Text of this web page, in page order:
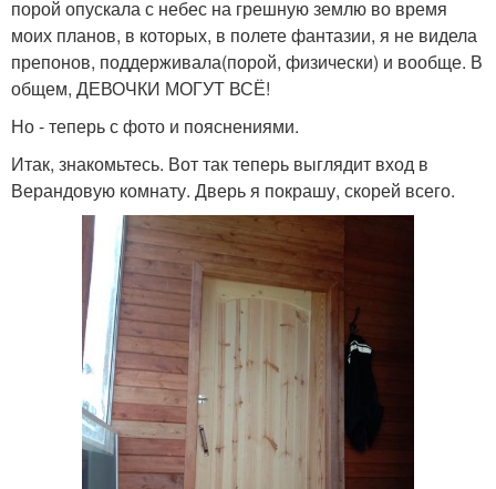
порой опускала с небес на грешную землю во время
моих планов, в которых, в полете фантазии, я не видела
препонов, поддерживала(порой, физически) и вообще. В
общем, ДЕВОЧКИ МОГУТ ВСЁ!
Но - теперь с фото и пояснениями.
Итак, знакомьтесь. Вот так теперь выглядит вход в
Верандовую комнату. Дверь я покрашу, скорей всего.